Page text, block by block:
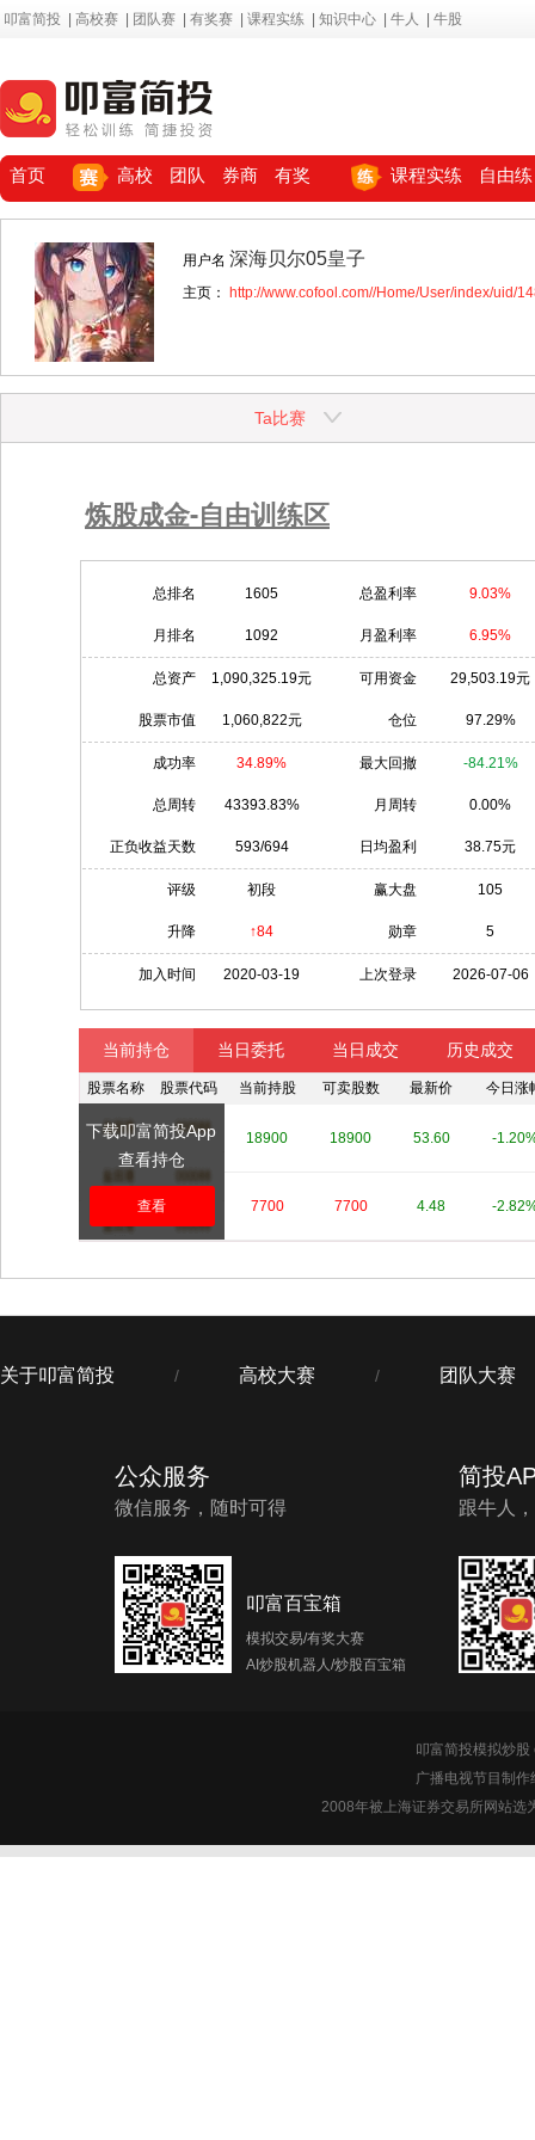
叩富简投 高校赛 团队赛 有奖赛 课程实练 知识中心 牛人 牛股
首页 高校 团队 券商 有奖 课程实练 自由练
用户名 深海贝尔05皇子
主页： http://www.cofool.com//Home/User/index/uid/
Ta比赛
炼股成金-自由训练区
总排名 1605 总盈利率 9.03%
月排名 1092 月盈利率 6.95%
总资产 1,090,325.19元 可用资金 29,503.19元
股票市值 1,060,822元 仓位 97.29%
成功率 34.89% 最大回撤 -84.21%
总周转 43393.83% 月周转 0.00%
正负收益天数 593/694 日均盈利 38.75元
评级 初段 赢大盘 105
升降 ↑84 勋章 5
加入时间 2020-03-19 上次登录 2026-07-06
当前持仓 当日委托 当日成交 历史成交
股票名称 股票代码 当前持股 可卖股数 最新价 今日涨
**** **** 18900 18900 53.60 -
7700 7700 4.48 -
下载叩富简投App
查看持仓
查看
关于叩富简投 / 高校大赛 / 团队大赛
公众服务
微信服务，随时可得
叩富百宝箱
模拟交易/有奖大赛
AI炒股机器人/炒股百宝箱
简投
跟牛人
叩富简投模拟炒
广播电视节目制
2008年被上海证券交易所网站选